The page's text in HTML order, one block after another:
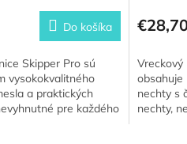
Do košíka
Skipper Pro sú
vysokokvalitného
a praktických
pre každého
Vreckový
obsahuje
nechty s
nechty,